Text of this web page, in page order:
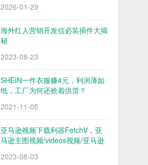
2026-01-29
海外红人营销开发信必装插件大揭
秘
2023-08-23
SHEIN一件衣服赚4元，利润薄如
纸，工厂为何还抢着供货？
2021-11-05
亚马逊视频下载利器FetchV，亚
马逊主图视频/videos视频/亚马逊
2023-08-03